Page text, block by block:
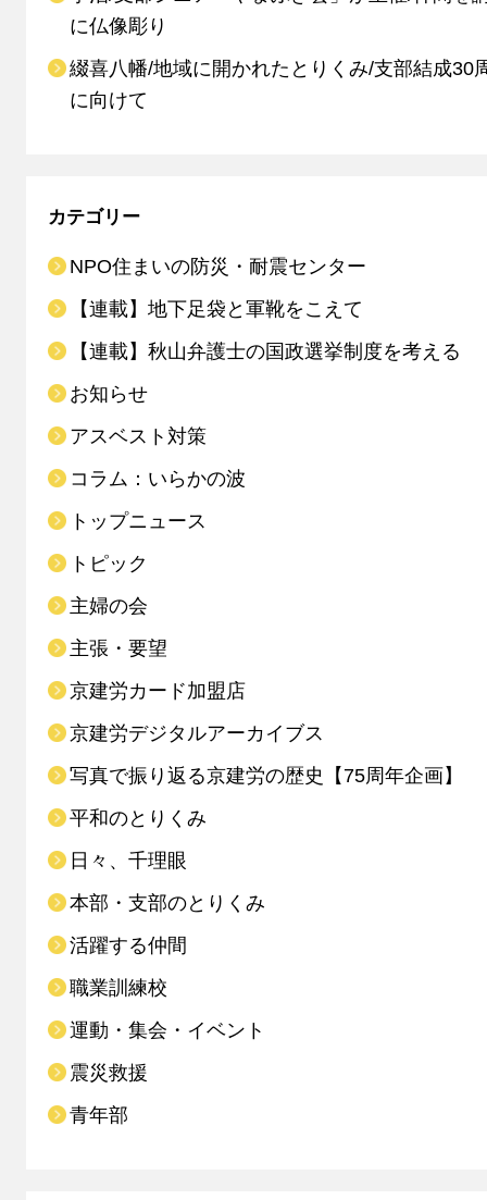
に仏像彫り
綴喜八幡/地域に開かれたとりくみ/支部結成30
に向けて
カテゴリー
NPO住まいの防災・耐震センター
【連載】地下足袋と軍靴をこえて
【連載】秋山弁護士の国政選挙制度を考える
お知らせ
アスベスト対策
コラム：いらかの波
トップニュース
トピック
主婦の会
主張・要望
京建労カード加盟店
京建労デジタルアーカイブス
写真で振り返る京建労の歴史【75周年企画】
平和のとりくみ
日々、千理眼
本部・支部のとりくみ
活躍する仲間
職業訓練校
運動・集会・イベント
震災救援
青年部